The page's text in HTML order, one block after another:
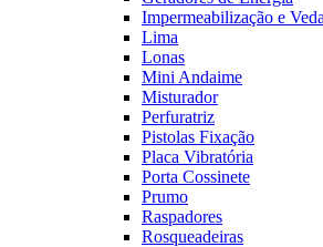
Impermeabilização e
Lima
Lonas
Mini Andaime
Misturador
Perfuratriz
Pistolas Fixação
Placa Vibratória
Porta Cossinete
Prumo
Raspadores
Rosqueadeiras